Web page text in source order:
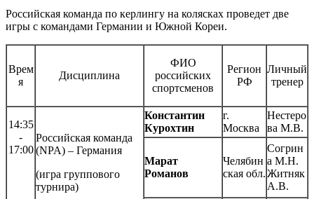
Российская команда по керлингу на колясках проведет две
игры с командами Германии и Южной Кореи.
Врем
я
Дисциплина
ФИО
российских
спортсменов
Регион
РФ
Личный
тренер
14:35
-
17:00
Российская команда
(NPA) – Германия
(игра группового
турнира)
Константин
Курохтин
г.
Москва
Нестеро
ва М.В.
Марат
Романов
Челябин
ская обл.
Согрин
а М.Н.
Житняк
А.В.